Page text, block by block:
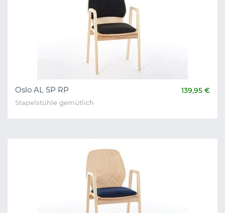
Oslo AL SP RP 139,95 €
Stapelstühle gemütlich